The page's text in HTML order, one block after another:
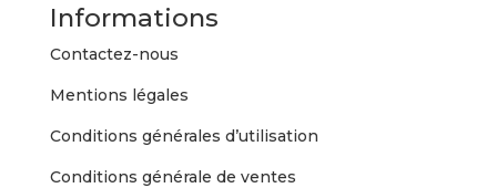
Informations
Contactez-nous
Mentions légales
Conditions générales d’utilisation
Conditions générale de ventes